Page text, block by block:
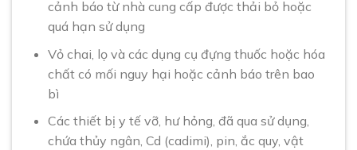
cảnh báo từ nhà cung cấp được thải bỏ hoặc
quá hạn sử dụng
Vỏ chai, lọ và các dụng cụ đựng thuốc hoặc hóa
chất có mối nguy hại hoặc cảnh báo trên bao
bì
Các thiết bị y tế vỡ, hư hỏng, đã qua sử dụng,
chứa thủy ngân, Cd (cadimi), pin, ắc quy, vật